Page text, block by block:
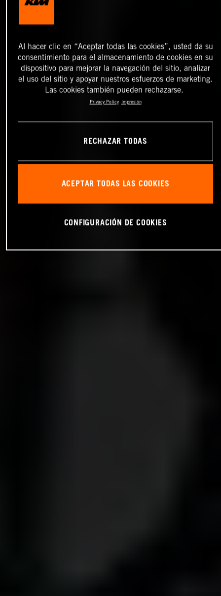
Al hacer clic en “Aceptar todas las cookies”, usted da su
consentimiento para el almacenamiento de cookies en su
dispositivo para mejorar la navegación del sitio, analizar
el uso del sitio y apoyar nuestros esfuerzos de marketing.
Las cookies también pueden rechazarse.
Privacy Policy Impresión
RECHAZAR TODAS
ACEPTAR TODAS LAS COOKIES
CONFIGURACIÓN DE COOKIES